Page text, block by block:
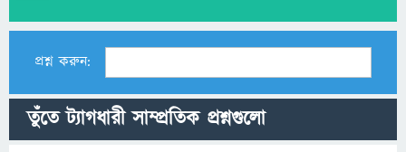
প্রশ্ন করুন:
তুঁতে ট্যাগধারী সাম্প্রতিক প্রশ্নগুলো